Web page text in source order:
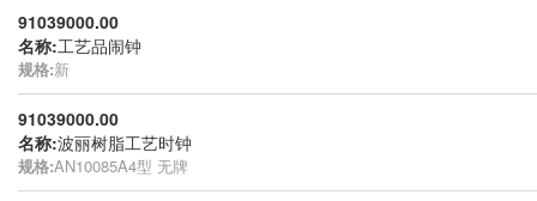
91039000.00
名称:工艺品闹钟
规格:新
91039000.00
名称:波丽树脂工艺时钟
规格:AN10085A4型 无牌